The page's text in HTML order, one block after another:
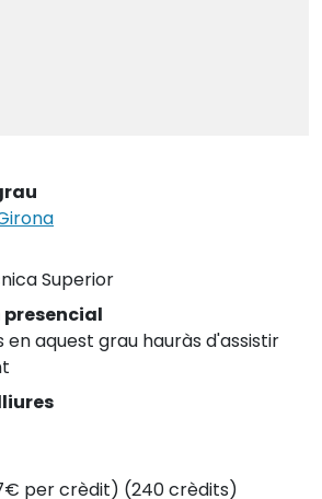
Superior
en aquest grau hauràs d'assistir
per crèdit) (240 crèdits)